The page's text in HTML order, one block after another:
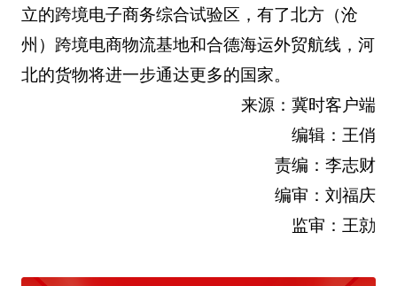
立的跨境电子商务综合试验区，有了北方（沧
州）跨境电商物流基地和合德海运外贸航线，河
北的货物将进一步通达更多的国家。
来源：冀时客户端
编辑：王俏
责编：李志财
编审：刘福庆
监审：王勍